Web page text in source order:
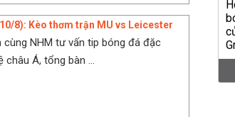
8): Kèo thơm trận MU vs Leicester
NHM tư vấn tip bóng đá đặc
Á, tổng bàn ...